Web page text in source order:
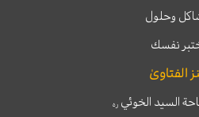
وحلول
نفسك
الفتاوىٰ
السيد الخوئيره